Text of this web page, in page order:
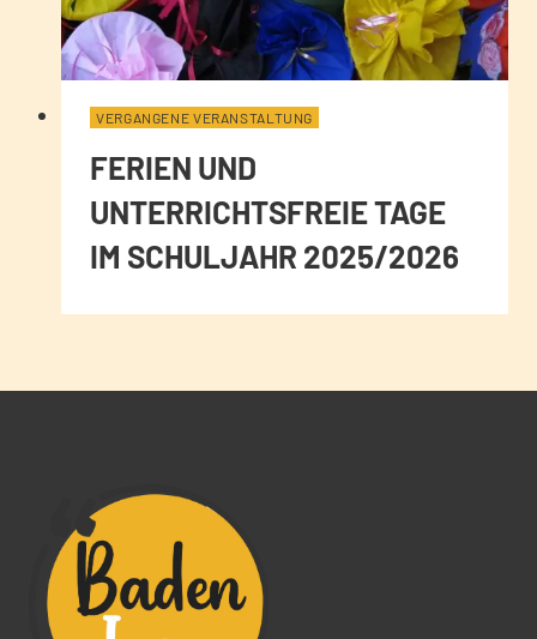
VERGANGENE VERANSTALTUNG
FERIEN UND
UNTERRICHTSFREIE TAGE
IM SCHULJAHR 2025/2026